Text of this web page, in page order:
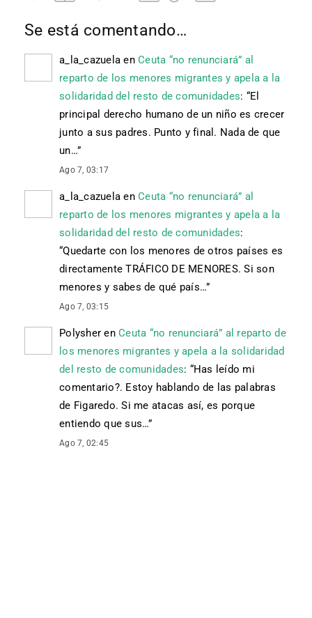
Se está comentando…
a_la_cazuela en Ceuta “no renunciará” al
reparto de los menores migrantes y apela a la
solidaridad del resto de comunidades: “El
principal derecho humano de un niño es crecer
junto a sus padres. Punto y final. Nada de que
un…”
Ago 7, 03:17
a_la_cazuela en Ceuta “no renunciará” al
reparto de los menores migrantes y apela a la
solidaridad del resto de comunidades:
“Quedarte con los menores de otros países es
directamente TRÁFICO DE MENORES. Si son
menores y sabes de qué país…”
Ago 7, 03:15
Polysher en Ceuta “no renunciará” al reparto de
los menores migrantes y apela a la solidaridad
del resto de comunidades: “Has leído mi
comentario?. Estoy hablando de las palabras
de Figaredo. Si me atacas así, es porque
entiendo que sus…”
Ago 7, 02:45